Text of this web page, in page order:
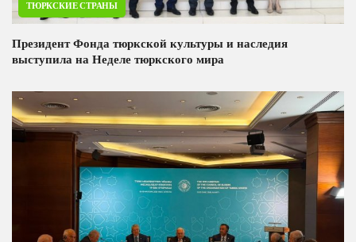
ТЮРКСКИЕ СТРАНЫ
Президент Фонда тюркской культуры и наследия
выступила на Неделе тюркского мира